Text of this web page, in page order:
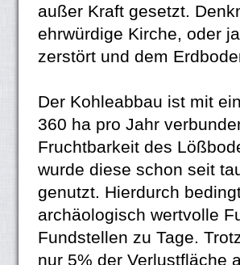
außer Kraft gesetzt.
ehrwürdige Kirche, oder
zerstört und dem
Der Kohleabbau ist mit
360 ha pro Jahr
Fruchtbarkeit des
wurde diese schon seit
genutzt. Hierdurch
archäologisch wertvolle
Fundstellen zu Tage.
nur 5% der Verlustfläche